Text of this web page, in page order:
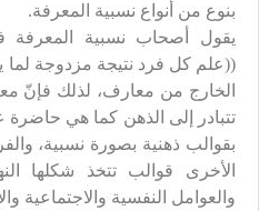
بنوع من أنواع نسبية المعرفة.
يقول أصحاب نسبية المعرفة
((علم كل فرد نتيجة مزدوجة لما
الخارج من معارف، لذلك فإنّ
تتبادر إلى الذهن كما هي حاضرة
بقوالب ذهنية بصورة نسبية،
الأخرى قوالب تتخذ شكلها
والعوامل النفسية والاجتماعية